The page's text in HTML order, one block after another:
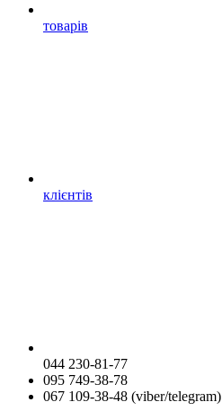
товарів
клієнтів
044 230-81-77
095 749-38-78
067 109-38-48 (viber/telegram)